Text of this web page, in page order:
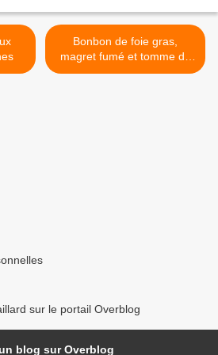
Bonbon de foie gras,
magret fumé et tomme de
brebis >
sur le portail Overblog
blog sur Overblog